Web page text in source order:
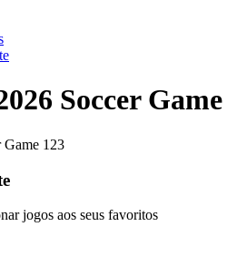
Soccer Game
jogos aos seus favoritos